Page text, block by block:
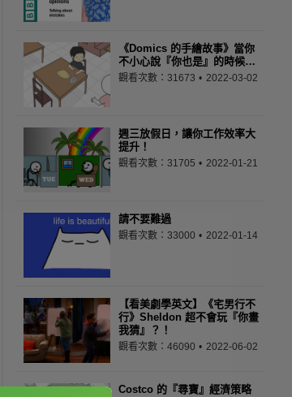
《Domics 的手繪故事》當你
不小心說『你也是』的時候…
觀看次數：31673 2022-03-02
週三放假日，讓你工作效率大
提升！
觀看次數：31705 2022-01-21
請不要難過
觀看次數：33000 2022-01-14
【看美劇學英文】《宅男行不
行》Sheldon 超不會玩『你畫
我猜』？！
觀看次數：46090 2022-06-02
Costco 的『尋寶』經濟策略